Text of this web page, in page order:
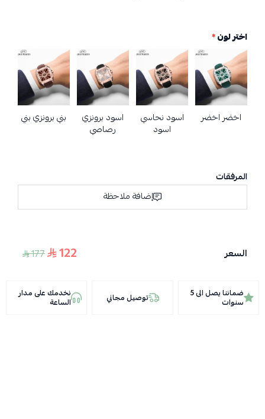
اختر لون*
اخضر اخضر اسود نحاسي
اسود
اسود برونزي
رصاصي
بني برونزي بني
المرفقات
إضافة ملاحظة
السعر 122
177
ضماننا يصل الى 5
سنوات توصيل مجاني نخدمك على مدار
الساعة